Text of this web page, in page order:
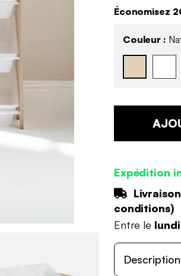
Économisez
Couleur :
Expédition
conditions)
Entre le